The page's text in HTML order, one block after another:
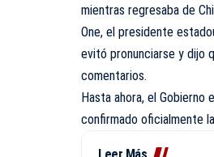
mientras regresaba de
One, el presidente
evitó pronunciarse y dijo
comentarios.
Hasta ahora, el Gobierno
confirmado oficialmente